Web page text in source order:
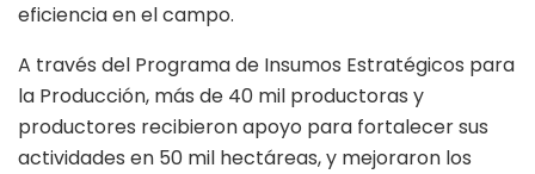
eficiencia en el campo.
A través del Programa de Insumos Estratégicos para
la Producción, más de 40 mil productoras y
productores recibieron apoyo para fortalecer sus
actividades en 50 mil hectáreas, y mejoraron los